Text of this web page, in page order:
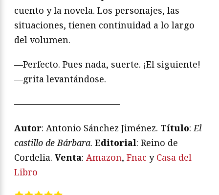
cuento y la novela. Los personajes, las
situaciones, tienen continuidad a lo largo
del volumen.
—Perfecto. Pues nada, suerte. ¡El siguiente!
—grita levantándose.
————————————
Autor: Antonio Sánchez Jiménez. Título:El
castillo de Bárbara. Editorial: Reino de
Cordelia. Venta: Amazon, Fnac y Casa del
Libro